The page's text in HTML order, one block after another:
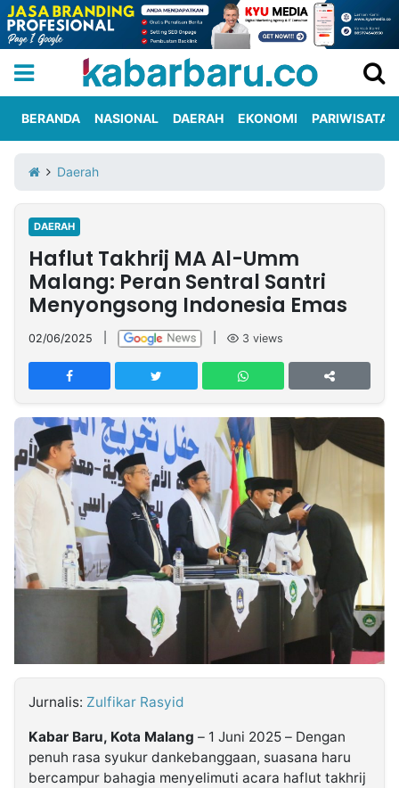
Iklan
Berita
Kami
Nasional
International
Olahraga
Entertainment
Daerah
Pariwisata
Kuliner
Kolom
Network
PT
TREETAN
INDONESIA
Partner
Insight
NTB
Suara
Time
Lens
IDN
Daily
Jogja
Jalan
Rakyat
Idealita
News
Kita
Notice
Dinamikapost.com
Radar
Baru
Seedbacklink
Follow
BERANDA NASIONAL DAERAH EKONOMI PARIWISATA
Daerah
DAERAH
Haflut Takhrij MA Al-Umm
Malang: Peran Sentral Santri
Menyongsong Indonesia Emas
02/06/2025 3 views
Jurnalis: Zulfikar Rasyid
Kabar Baru, Kota Malang – 1 Juni 2025 – Dengan
penuh rasa syukur dankebanggaan, suasana haru
bercampur bahagia menyelimuti acara haflut takhrij